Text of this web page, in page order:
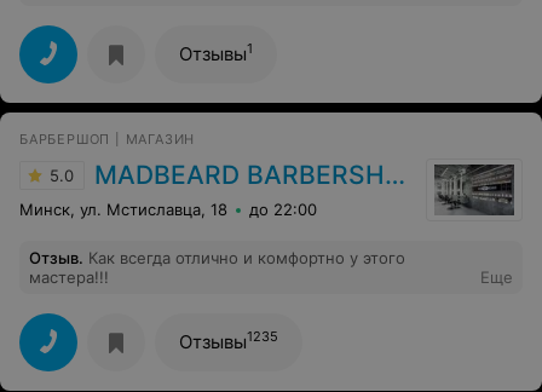
Материалы, которыми выполнена работа,
выдерживают 3 недели. P.S. Здоровья, удачи и
процветания.
Отзывы1
БАРБЕРШОП | МАГАЗИН
5.0 MADBEARD BARBERSHOP
Минск, ул. Мстиславца, 18 до 22:00
Отзыв. Как всегда отлично и комфортно у этого
мастера!!!
Еще
Отзывы1235